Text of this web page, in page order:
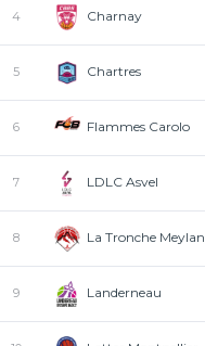
4 Charnay
5 Chartres
6 Flammes Carolo
7 LDLC Asvel
8 La Tronche Meylan
9 Landerneau